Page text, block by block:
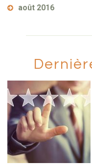
août 2016